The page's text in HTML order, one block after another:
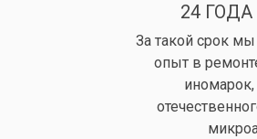
24
За такой срок
опыт в